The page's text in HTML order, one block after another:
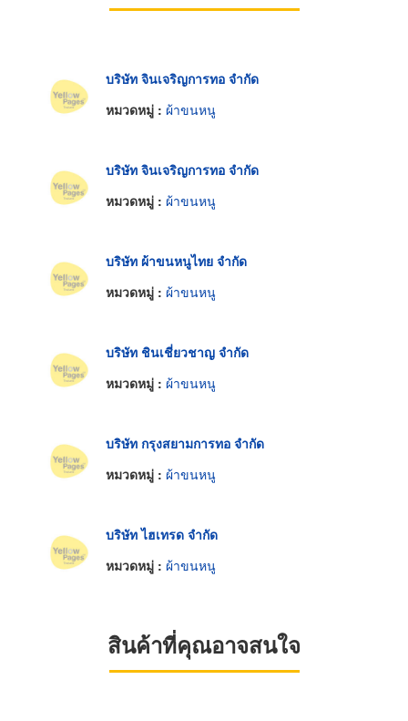
บริษัท จินเจริญการทอ จำกัด
หมวดหมู่ : ผ้าขนหนู
บริษัท จินเจริญการทอ จำกัด
หมวดหมู่ : ผ้าขนหนู
บริษัท ผ้าขนหนูไทย จำกัด
หมวดหมู่ : ผ้าขนหนู
บริษัท ชินเชี่ยวชาญ จำกัด
หมวดหมู่ : ผ้าขนหนู
บริษัท กรุงสยามการทอ จำกัด
หมวดหมู่ : ผ้าขนหนู
บริษัท ไฮเทรด จำกัด
หมวดหมู่ : ผ้าขนหนู
สินค้าที่คุณอาจสนใจ